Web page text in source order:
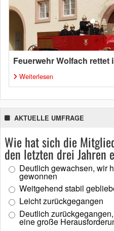
Feuerwehr Wolfach rettet
Weiterlesen
AKTUELLE UMFRAGE
Wie hat sich die
den letzten drei Jahren
Deutlich gewachsen, wir
gewonnen
Weitgehend stabil
Leicht zurückgegangen
Deutlich
eine große